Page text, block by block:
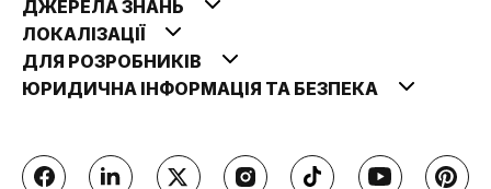
ДЖЕРЕЛА ЗНАНЬ
ЛОКАЛІЗАЦІЇ
ДЛЯ РОЗРОБНИКІВ
ЮРИДИЧНА ІНФОРМАЦІЯ ТА БЕЗПЕКА